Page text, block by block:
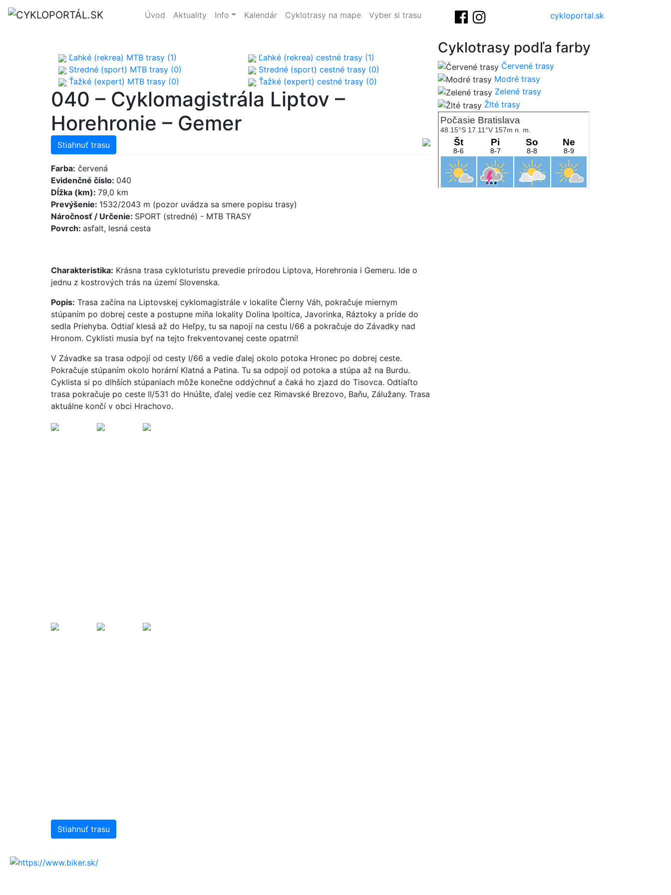
Úvod Aktuality Info Kalendár Cyklotrasy na mape Vyber si trasu cykloportal.sk
Ľahké (rekrea) MTB trasy (1)
Stredné (sport) MTB trasy (0)
Ťažké (expert) MTB trasy (0)
Ľahké (rekrea) cestné trasy (1)
Stredné (sport) cestné trasy (0)
Ťažké (expert) cestné trasy (0)
040 – Cyklomagistrála Liptov –
Horehronie – Gemer
Stiahnuť trasu
Farba: červená
Evidenčné číslo: 040
Dĺžka (km): 79,0 km
Prevýšenie: 1532/2043 m (pozor uvádza sa smere popisu trasy)
Náročnosť / Určenie: SPORT (stredné) - MTB TRASY
Povrch: asfalt, lesná cesta
Charakteristika: Krásna trasa cykloturistu prevedie prírodou Liptova, Horehronia i Gemeru. Ide o
jednu z kostrových trás na území Slovenska.
Popis: Trasa začína na Liptovskej cyklomagistrále v lokalite Čierny Váh, pokračuje miernym
stúpaním po dobrej ceste a postupne míňa lokality Dolina Ipoltica, Javorinka, Ráztoky a príde do
sedla Priehyba. Odtiaľ klesá až do Heľpy, tu sa napojí na cestu I/66 a pokračuje do Závadky nad
Hronom. Cyklisti musia byť na tejto frekventovanej ceste opatrní!
V Závadke sa trasa odpojí od cesty I/66 a vedie ďalej okolo potoka Hronec po dobrej ceste.
Pokračuje stúpaním okolo horární Klatná a Patina. Tu sa odpojí od potoka a stúpa až na Burdu.
Cyklista si po dlhších stúpaniach môže konečne oddýchnuť a čaká ho zjazd do Tisovca. Odtiaľto
trasa pokračuje po ceste II/531 do Hnúšte, ďalej vedie cez Rimavské Brezovo, Baňu, Zálužany. Trasa
aktuálne končí v obci Hrachovo.
Stiahnuť trasu
Cyklotrasy podľa farby
Červené trasy
Modré trasy
Zelené trasy
Žlté trasy